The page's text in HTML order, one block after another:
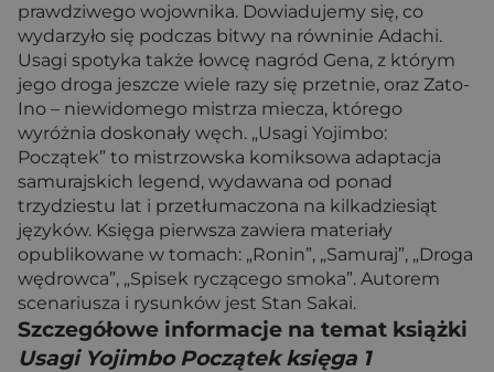
prawdziwego wojownika. Dowiadujemy się, co
wydarzyło się podczas bitwy na równinie Adachi.
Usagi spotyka także łowcę nagród Gena, z którym
jego droga jeszcze wiele razy się przetnie, oraz Zato-
Ino – niewidomego mistrza miecza, którego
wyróżnia doskonały węch. „Usagi Yojimbo:
Początek” to mistrzowska komiksowa adaptacja
samurajskich legend, wydawana od ponad
trzydziestu lat i przetłumaczona na kilkadziesiąt
języków. Księga pierwsza zawiera materiały
opublikowane w tomach: „Ronin”, „Samuraj”, „Droga
wędrowca”, „Spisek ryczącego smoka”. Autorem
scenariusza i rysunków jest Stan Sakai.
Szczegółowe informacje na temat książki
Usagi Yojimbo Początek księga 1